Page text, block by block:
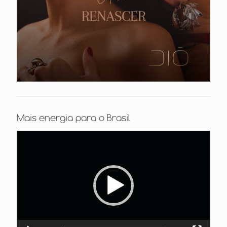
Mais energia para o Brasil